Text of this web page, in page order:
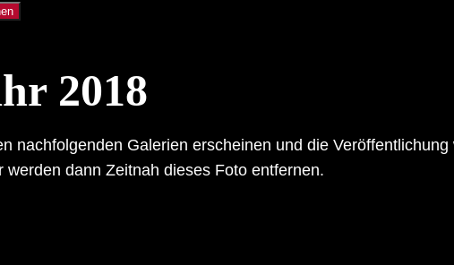
2018
nachfolgenden Galerien erscheinen und die
dann Zeitnah dieses Foto entfernen.